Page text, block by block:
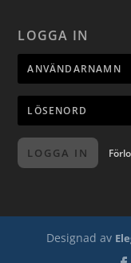
LOGGA IN
LOGGA IN
Designad av